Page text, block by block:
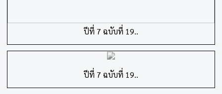
ปีที่ 7 ฉบับที่ 19..
ปีที่ 7 ฉบับที่ 19..